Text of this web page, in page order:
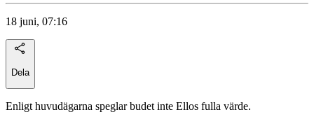
18 juni, 07:16
Dela
Enligt huvudägarna speglar budet inte Ellos fulla värde.